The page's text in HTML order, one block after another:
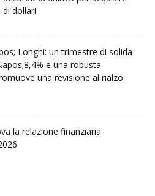
di dollari
Longhi: un trimestre di solida
e una robusta
una revisione al rialzo
la relazione finanziaria